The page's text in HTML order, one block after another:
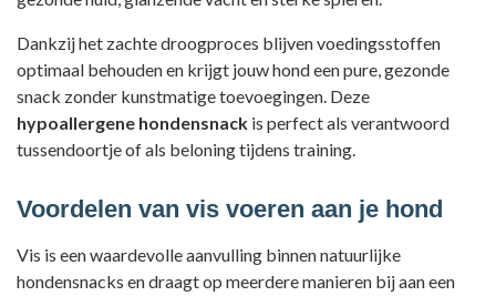
Dankzij het zachte droogproces blijven voedingsstoffen
optimaal behouden en krijgt jouw hond een pure, gezonde
snack zonder kunstmatige toevoegingen. Deze
hypoallergene hondensnack is perfect als verantwoord
tussendoortje of als beloning tijdens training.
Voordelen van vis voeren aan je hond
Vis is een waardevolle aanvulling binnen natuurlijke
hondensnacks en draagt op meerdere manieren bij aan een